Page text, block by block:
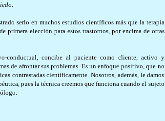
serlo en muchos estudios científicos más que la terapia
primera elección para estos trastornos, por encima de otras
conductual, concibe al paciente como cliente, activo y
de afrontar sus problemas. Es un enfoque positivo, que no
contrastadas científicamente. Nosotros, además, le damos
pues la técnica creemos que funciona cuando el sujeto